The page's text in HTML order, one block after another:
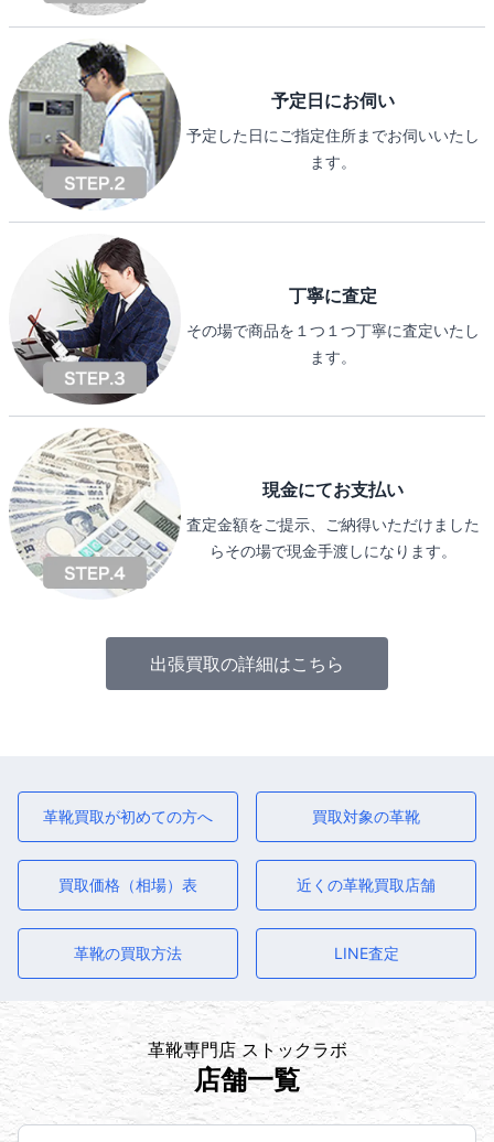
予定日にお伺い
予定した日にご指定住所までお伺いいたし
ます。
丁寧に査定
その場で商品を１つ１つ丁寧に査定いたし
ます。
現金にてお支払い
査定金額をご提示、ご納得いただけました
らその場で現金手渡しになります。
出張買取の詳細はこちら
革靴買取が初めての方へ 買取対象の革靴
買取価格（相場）表 近くの革靴買取店舗
革靴の買取方法 LINE査定
革靴専門店 ストックラボ
店舗一覧